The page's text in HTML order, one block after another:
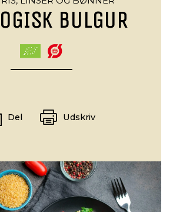
BULGUR
Del Udskriv